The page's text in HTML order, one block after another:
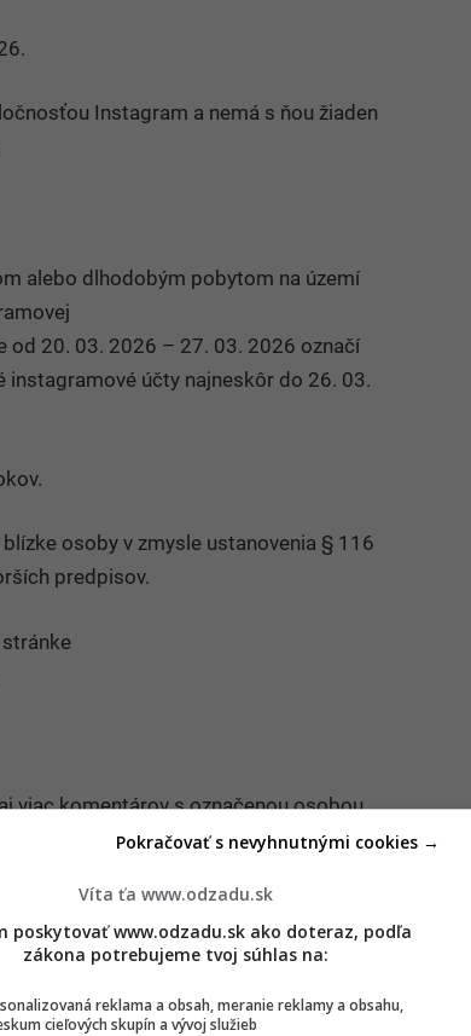
Instagram a nemá s ňou žiaden
alebo dlhodobým pobytom na území
od 20. 03. 2026 – 27. 03. 2026 označí
účty najneskôr do 26. 03.
osoby v zmysle ustanovenia § 116
predpisov.
viac komentárov s označenou osobou.
ktoré:
v rozpore so všeobecne
Víta ťa www.odzadu.sk
poskytovať www.odzadu.sk ako doteraz, podľa
zákona potrebujeme tvoj súhlas na:
reklama a obsah, meranie reklamy a obsahu,
cieľových skupín a vývoj služieb
Pokračovať s nevyhnutnými cookies →